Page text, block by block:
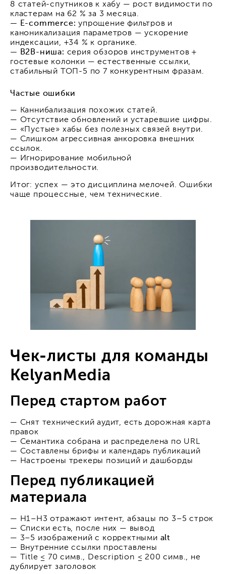
8 статей-спутников к хабу — рост видимости по
кластерам на 62 % за 3 месяца.
— E-commerce: упрощение фильтров и
каноникализация параметров — ускорение
индексации, +34 % к органике.
— B2B-ниша: серия обзоров инструментов +
гостевые колонки — естественные ссылки,
стабильный ТОП-5 по 7 конкурентным фразам.
Частые ошибки
— Каннибализация похожих статей.
— Отсутствие обновлений и устаревшие цифры.
— «Пустые» хабы без полезных связей внутри.
— Слишком агрессивная анкоровка внешних
ссылок.
— Игнорирование мобильной
производительности.
Итог: успех — это дисциплина мелочей. Ошибки
чаще процессные, чем технические.
Чек-листы для команды
KelyanMedia
Перед стартом работ
— Снят технический аудит, есть дорожная карта
правок
— Семантика собрана и распределена по URL
— Составлены брифы и календарь публикаций
— Настроены трекеры позиций и дашборды
Перед публикацией
материала
— H1–H3 отражают интент, абзацы по 3–5 строк
— Списки есть, после них — вывод
— 3–5 изображений с корректными alt
— Внутренние ссылки проставлены
— Title ≤ 70 симв., Description ≤ 200 симв., не
дублирует заголовок